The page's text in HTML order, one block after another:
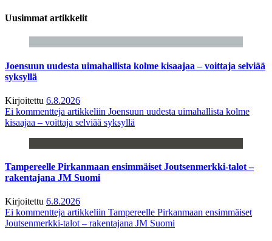
Uusimmat artikkelit
Joensuun uudesta uimahallista kolme kisaajaa – voittaja selviää
syksyllä
Kirjoitettu 6.8.2026
Ei kommentteja artikkeliin Joensuun uudesta uimahallista kolme
kisaajaa – voittaja selviää syksyllä
Tampereelle Pirkanmaan ensimmäiset Joutsenmerkki-talot –
rakentajana JM Suomi
Kirjoitettu 6.8.2026
Ei kommentteja artikkeliin Tampereelle Pirkanmaan ensimmäiset
Joutsenmerkki-talot – rakentajana JM Suomi